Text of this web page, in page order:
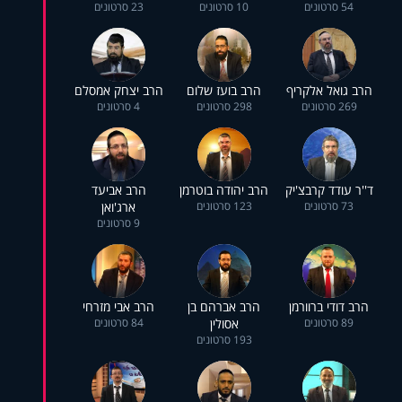
54 סרטונים 10 סרטונים 23 סרטונים
הרב גואל אלקריף
269 סרטונים
הרב בועז שלום
298 סרטונים
הרב יצחק אמסלם
4 סרטונים
ד''ר עודד קרבצ'יק
73 סרטונים
הרב יהודה בוטרמן
123 סרטונים
הרב אביעד
ארג'ואן
9 סרטונים
הרב דודי ברוורמן
89 סרטונים
הרב אברהם בן
אסולין
193 סרטונים
הרב אבי מזרחי
84 סרטונים